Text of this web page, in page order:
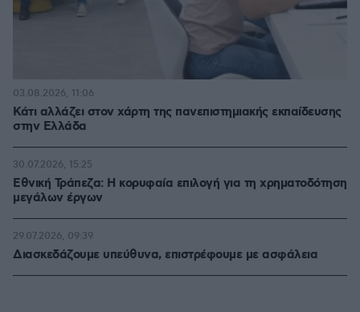
Κάτι αλλάζει στον χάρτη της πανεπιστημιακής εκπαίδευσης
στην Ελλάδα
03.08.2026, 11:06
Εθνική Τράπεζα: Η κορυφαία επιλογή για τη χρηματοδότηση
μεγάλων έργων
30.07.2026, 15:25
Διασκεδάζουμε υπεύθυνα, επιστρέφουμε με ασφάλεια
29.07.2026, 09:39